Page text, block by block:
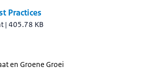
Practices
| 405.78 KB
en Groene Groei